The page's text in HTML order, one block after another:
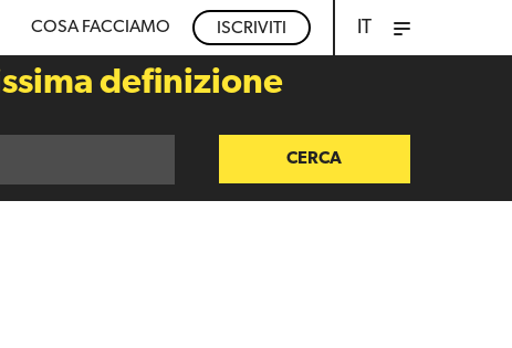
COSA FACCIAMO ISCRIVITI IT
definizione
CERCA